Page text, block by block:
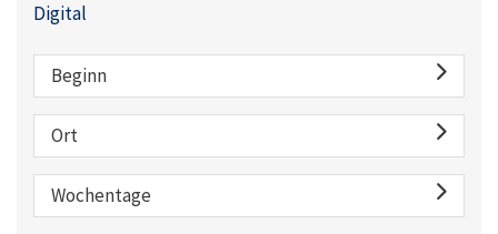
Digital
Beginn
Ort
Wochentage